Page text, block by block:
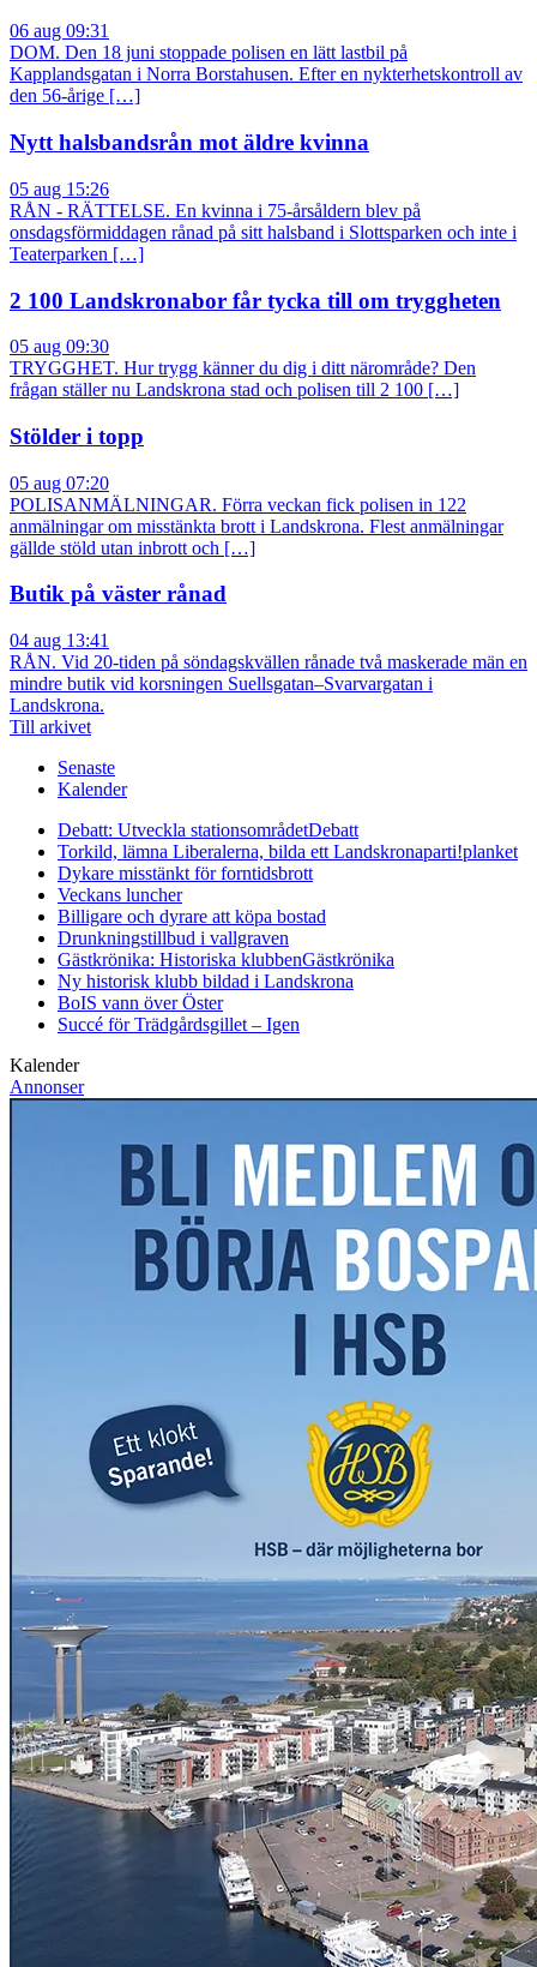
06 aug 09:31
DOM. Den 18 juni stoppade polisen en lätt lastbil på
Kapplandsgatan i Norra Borstahusen. Efter en nykterhetskontroll av
den 56-årige […]
Nytt halsbandsrån mot äldre kvinna
05 aug 15:26
RÅN - RÄTTELSE. En kvinna i 75-årsåldern blev på
onsdagsförmiddagen rånad på sitt halsband i Slottsparken och inte i
Teaterparken […]
2 100 Landskronabor får tycka till om tryggheten
05 aug 09:30
TRYGGHET. Hur trygg känner du dig i ditt närområde? Den
frågan ställer nu Landskrona stad och polisen till 2 100 […]
Stölder i topp
05 aug 07:20
POLISANMÄLNINGAR. Förra veckan fick polisen in 122
anmälningar om misstänkta brott i Landskrona. Flest anmälningar
gällde stöld utan inbrott och […]
Butik på väster rånad
04 aug 13:41
RÅN. Vid 20-tiden på söndagskvällen rånade två maskerade män en
mindre butik vid korsningen Suellsgatan–Svarvargatan i
Landskrona.
Till arkivet
Senaste
Kalender
Debatt: Utveckla stationsområdetDebatt
Torkild, lämna Liberalerna, bilda ett Landskronaparti!planket
Dykare misstänkt för forntidsbrott
Veckans luncher
Billigare och dyrare att köpa bostad
Drunkningstillbud i vallgraven
Gästkrönika: Historiska klubbenGästkrönika
Ny historisk klubb bildad i Landskrona
BoIS vann över Öster
Succé för Trädgårdsgillet – Igen
Kalender
Annonser